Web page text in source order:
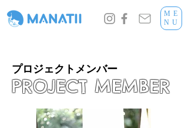
ME
NU
プロジェクトメンバー
PROJECT MEMBER